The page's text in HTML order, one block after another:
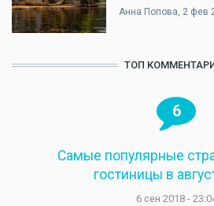
Анна Попова, 2 фев
ТОП
6
Самые популярные
гостиницы в
6 сен 2018 -